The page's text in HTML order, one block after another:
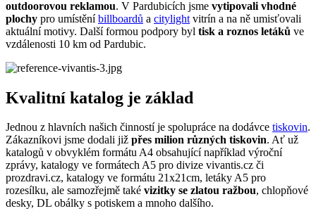
outdoorovou reklamou. V Pardubicích jsme vytipovali vhodné
plochy pro umístěníbillboardů a citylight vitrín a na ně umisťovali
aktuální motivy. Další formou podpory byl tisk a roznos letáků ve
vzdálenosti 10 km od Pardubic.
Kvalitní katalog je základ
Jednou z hlavních našich činností je spolupráce na dodávce tiskovin.
Zákazníkovi jsme dodali již přes milion různých tiskovin. Ať už
katalogů v obvyklém formátu A4 obsahující například výroční
zprávy, katalogy ve formátech A5 pro divize vivantis.cz či
prozdravi.cz, katalogy ve formátu 21x21cm, letáky A5 pro
rozesílku, ale samozřejmě také vizitky se zlatou ražbou, chlopňové
desky, DL obálky s potiskem a mnoho dalšího.